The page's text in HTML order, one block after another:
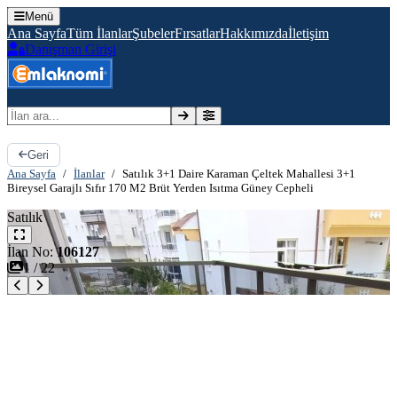
Menü
Ana SayfaTüm İlanlarŞubelerFırsatlarHakkımızdaİletişim
Danışman Girişi
İlan ara
Geri
Ana Sayfa / İlanlar / Satılık 3+1 Daire Karaman Çeltek Mahallesi 3+1
Bireysel Garajlı Sıfır 170 M2 Brüt Yerden Isıtma Güney Cepheli
Satılık
İlan No:106127
1 /22